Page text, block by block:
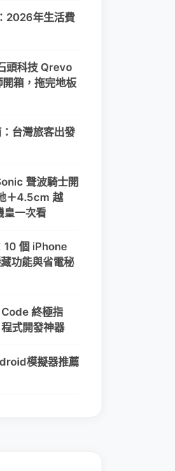
2026年生活費
頭科技 Qrevo
箱，拖完地板
台灣旅客出發
聲波騎士開
＋4.5cm 越
皇一次看
10 個 iPhone
功能與省電秘
終極指
式開發神器
模擬器推薦